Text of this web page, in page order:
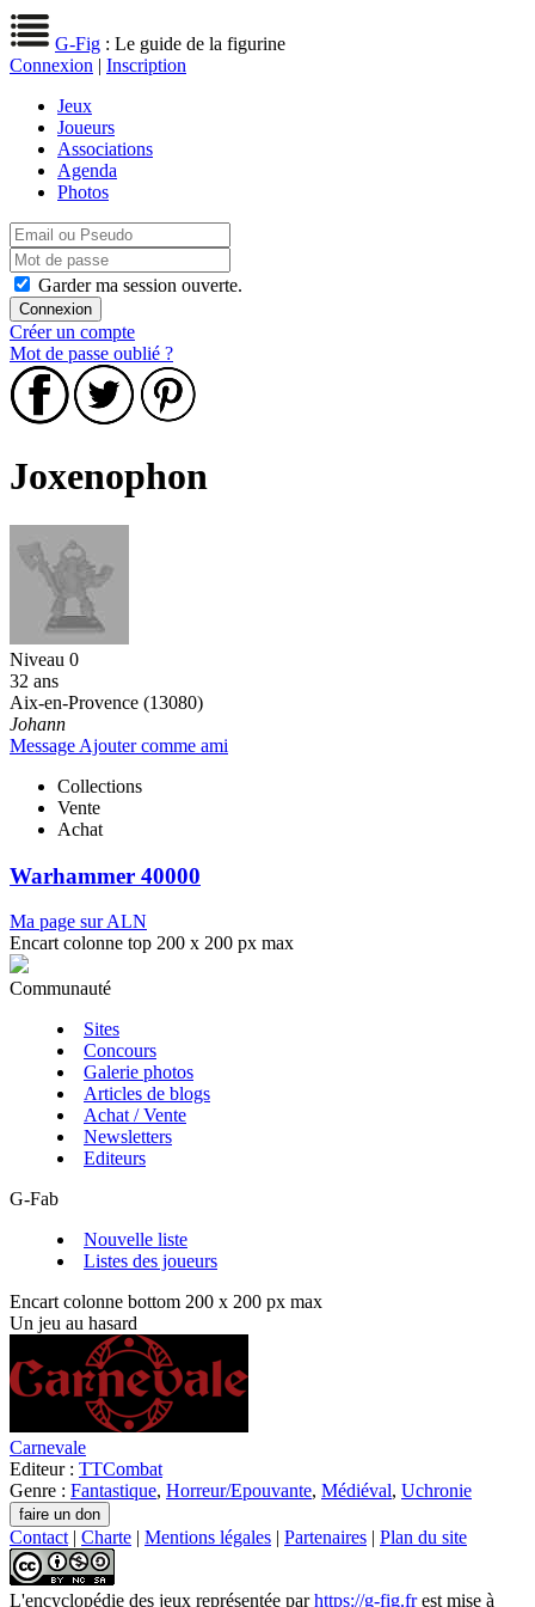
G-Fig : Le guide de la figurine
Connexion | Inscription
Jeux
Joueurs
Associations
Agenda
Photos
Garder ma session ouverte.
Créer un compte
Mot de passe oublié ?
Joxenophon
Niveau 0
32 ans
Aix-en-Provence (13080)
Johann
Message Ajouter comme ami
Collections
Vente
Achat
Warhammer 40000
Ma page sur ALN
Encart colonne top 200 x 200 px max
Communauté
Sites
Concours
Galerie photos
Articles de blogs
Achat / Vente
Newsletters
Editeurs
G-Fab
Nouvelle liste
Listes des joueurs
Encart colonne bottom 200 x 200 px max
Un jeu au hasard
Carnevale
Editeur : TTCombat
Genre : Fantastique, Horreur/Epouvante, Médiéval, Uchronie
Contact | Charte | Mentions légales | Partenaires | Plan du site
L'encyclopédie des jeux représentée parhttps://g-fig.frest mise à